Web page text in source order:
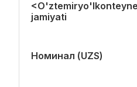
jamiyati
Номинал (UZS)